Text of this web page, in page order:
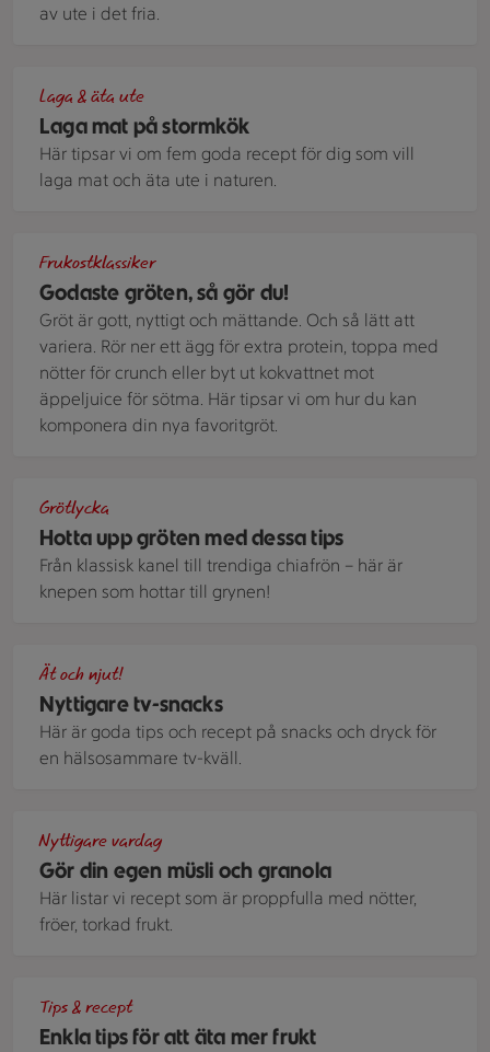
av ute i det fria.
Laga mat på stormkök
Laga & äta ute
Här tipsar vi om fem goda recept för dig som vill
laga mat och äta ute i naturen.
Godaste gröten, så gör du!
Frukostklassiker
Gröt är gott, nyttigt och mättande. Och så lätt att
variera. Rör ner ett ägg för extra protein, toppa med
nötter för crunch eller byt ut kokvattnet mot
äppeljuice för sötma. Här tipsar vi om hur du kan
komponera din nya favoritgröt.
Hotta upp gröten med dessa tips
Grötlycka
Från klassisk kanel till trendiga chiafrön – här är
knepen som hottar till grynen!
Nyttigare tv-snacks
Ät och njut!
Här är goda tips och recept på snacks och dryck för
en hälsosammare tv-kväll.
Gör din egen müsli och granola
Nyttigare vardag
Här listar vi recept som är proppfulla med nötter,
fröer, torkad frukt.
Enkla tips för att äta mer frukt
Tips & recept